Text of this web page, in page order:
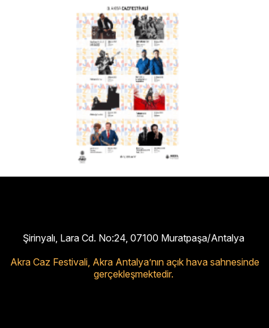
Şirinyalı, Lara Cd. No:24, 07100 Muratpaşa/Antalya
Akra Caz Festivali, Akra Antalya’nın açık hava sahnesinde
gerçekleşmektedir.